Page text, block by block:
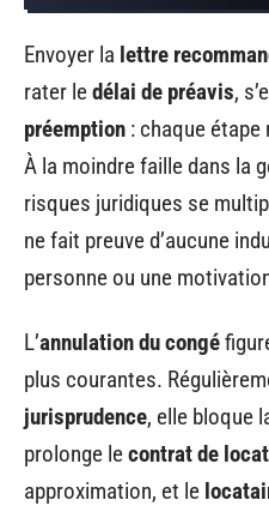
Envoyer la lettre
rater ledélai de préavis,
préemption : chaque
À la moindre faille dans la
risques juridiques se
ne fait preuve d’aucune
personne ou une
L’annulation du congé
plus courantes.
jurisprudence, elle bloque
prolonge lecontrat de
approximation, et le